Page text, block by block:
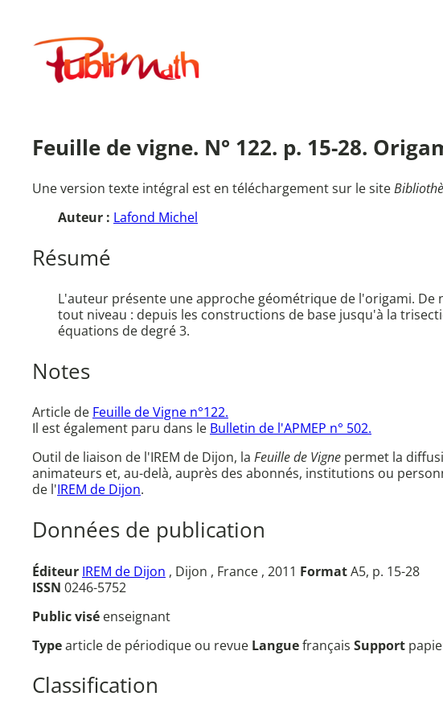
contenuPublimath
Feuille de vigne. N° 122. p. 15-28.
Une version texte intégral est en téléchargement sur le site
Auteur : Lafond Michel
Résumé
L'auteur présente une approche géométrique de l'origami.
tout niveau : depuis les constructions de base jusqu'à la
équations de degré 3.
Notes
Article de Feuille de Vigne n°122.
Il est également paru dans le Bulletin de l'APMEP n° 502.
Outil de liaison de l'IREM de Dijon, la Feuille de Vigne permet la
animateurs et, au-delà, auprès des abonnés, institutions ou
de l'IREM de Dijon.
Données de publication
Éditeur IREM de Dijon , Dijon , France , 2011 FormatA5, p. 15-28
ISSN 0246-5752
Public visé enseignant
Typearticle de périodique ou revue Languefrançais Support
Classification